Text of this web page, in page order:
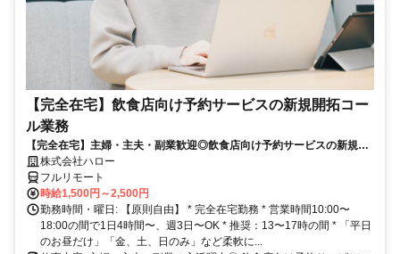
【完全在宅】飲食店向け予約サービスの新規開拓コー
ル業務
【完全在宅】主婦・主夫・副業歓迎◎飲食店向け予約サービスの新規開
拓 株式会社ハロー
フルリモート
時給1,500円～2,500円
勤務時間・曜日: 【原則自由】 * 完全在宅勤務 * 営業時間10:00〜
18:00の間で1日4時間〜、週3日〜OK * 推奨：13〜17時の間 * 「平日
のお昼だけ」「金、土、日のみ」など柔軟に...